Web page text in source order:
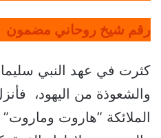
رقم شيخ روحاني مضمون
كثرت في عهد النبي
والشعوذة من اليهود،
الملائكة ”هاروت وماروت”